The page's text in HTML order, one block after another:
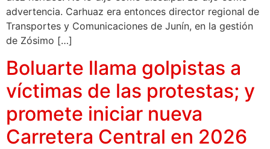
advertencia. Carhuaz era entonces director regional de
Transportes y Comunicaciones de Junín, en la gestión
de Zósimo […]
Boluarte llama golpistas a
víctimas de las protestas; y
promete iniciar nueva
Carretera Central en 2026